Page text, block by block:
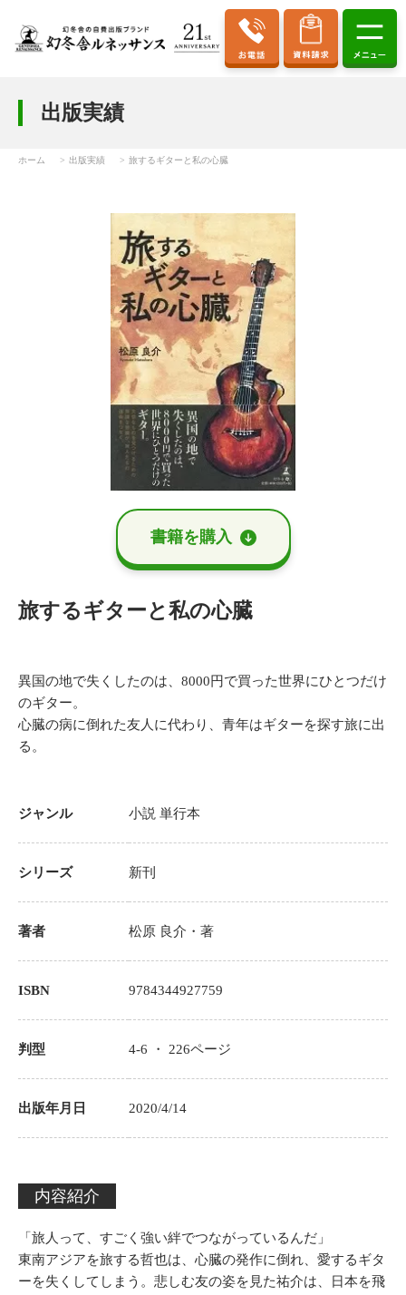
出版実績
ホーム 出版実績 旅するギターと私の心臓
書籍を購⼊
旅するギターと私の心臓
異国の地で失くしたのは、8000円で買った世界にひとつだけ
のギター。
心臓の病に倒れた友人に代わり、青年はギターを探す旅に出
る。
ジャンル 小説 単行本
シリーズ 新刊
著者 松原 良介 ・著
ISBN 9784344927759
判型 4-6 ・ 226ページ
出版年月日 2020/4/14
内容紹介
「旅人って、すごく強い絆でつながっているんだ」
東南アジアを旅する哲也は、心臓の発作に倒れ、愛するギタ
ーを失くしてしまう。悲しむ友の姿を見た祐介は、日本を飛